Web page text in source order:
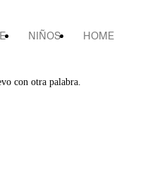
NIÑOS HOME
con otra palabra.